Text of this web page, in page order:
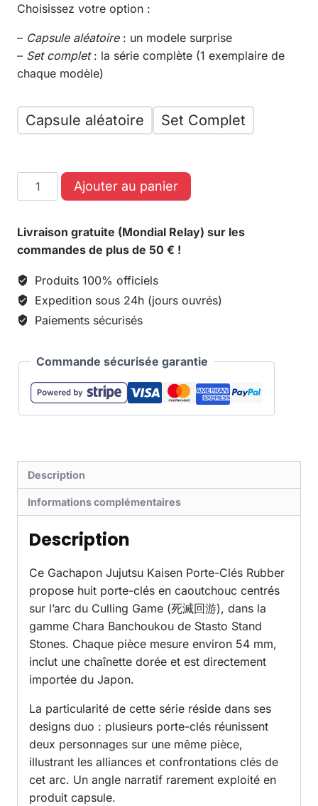
Choisissez votre option :
– Capsule aléatoire: un modele surprise
– Set complet: la série complète (1 exemplaire de
chaque modèle)
Capsule aléatoire Set Complet
Ajouter au panier
Livraison gratuite (Mondial Relay) sur les
commandes de plus de 50 € !
Produits 100% officiels
Expedition sous 24h (jours ouvrés)
Paiements sécurisés
Commande sécurisée garantie
Description
Informations complémentaires
Description
Ce Gachapon Jujutsu Kaisen Porte-Clés Rubber
propose huit porte-clés en caoutchouc centrés
sur l’arc du Culling Game (死滅回游), dans la
gamme Chara Banchoukou de Stasto Stand
Stones. Chaque pièce mesure environ 54 mm,
inclut une chaînette dorée et est directement
importée du Japon.
La particularité de cette série réside dans ses
designs duo : plusieurs porte-clés réunissent
deux personnages sur une même pièce,
illustrant les alliances et confrontations clés de
cet arc. Un angle narratif rarement exploité en
produit capsule.